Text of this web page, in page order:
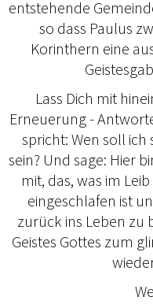
entstehende
so dass Paulus
Korinthern eine
Lass Dich mit
Erneuerung -
spricht: Wen soll
sein? Und sage: Hier
mit, das, was im
eingeschlafen ist
zurück ins Leben zu
Geistes Gottes zum